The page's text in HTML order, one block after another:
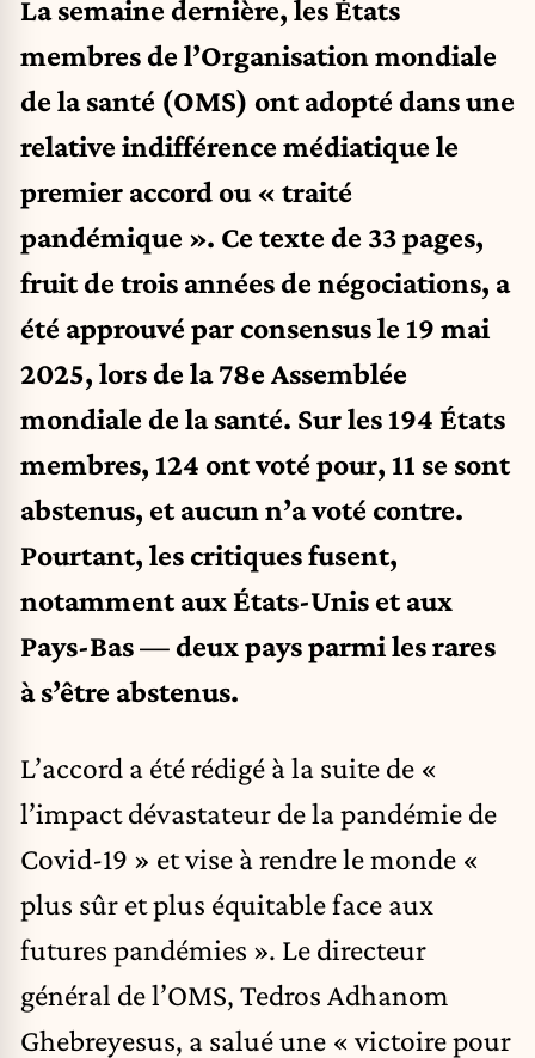
La semaine dernière, les États
membres de l’Organisation mondiale
de la santé (OMS) ont adopté dans une
relative indifférence médiatique le
premier accord ou « traité
pandémique ». Ce texte de 33 pages,
fruit de trois années de négociations, a
été approuvé par consensus le 19 mai
2025, lors de la 78e Assemblée
mondiale de la santé. Sur les 194 États
membres, 124 ont voté pour, 11 se sont
abstenus, et aucun n’a voté contre.
Pourtant, les critiques fusent,
notamment aux États-Unis et aux
Pays-Bas — deux pays parmi les rares
à s’être abstenus.
L’accord a été rédigé à la suite de «
l’impact dévastateur de la pandémie de
Covid-19 » et vise à rendre le monde «
plus sûr et plus équitable face aux
futures pandémies ». Le directeur
général de l’OMS, Tedros Adhanom
Ghebreyesus, a salué une « victoire pour